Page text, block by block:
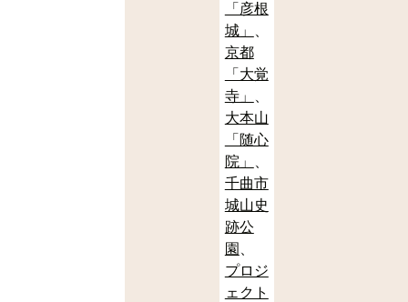
「彦根
城」
京都
「大覚
寺」
大本山
「随心
院」
千曲市
城山史
跡公
園
プロジ
ェクト